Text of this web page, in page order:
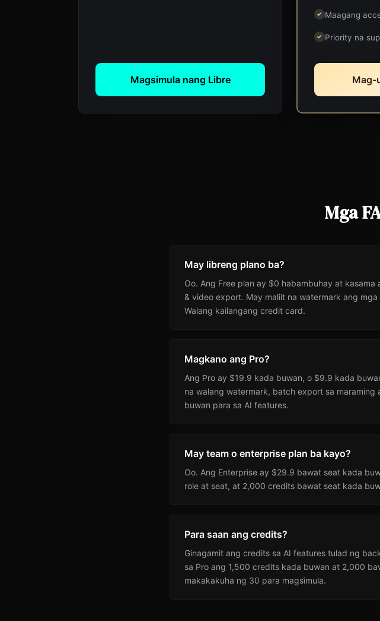
Magsimula nang Libre
✓ Maagang
✓ Priority na
Mag-
Mga
May libreng plano ba?
Oo. Ang Free plan ay $0 habambuhay at
& video export. May maliit na watermark ang
Walang kailangang credit card.
Magkano ang Pro?
Ang Pro ay $19.9 kada buwan, o $9.9 kada
na walang watermark, batch export sa
buwan para sa AI features.
May team o enterprise plan ba kayo?
Oo. Ang Enterprise ay $29.9 bawat seat kada
role at seat, at 2,000 credits bawat seat kada
Para saan ang credits?
Ginagamit ang credits sa AI features tulad ng
sa Pro ang 1,500 credits kada buwan at 2,000
makakakuha ng 30 para magsimula.